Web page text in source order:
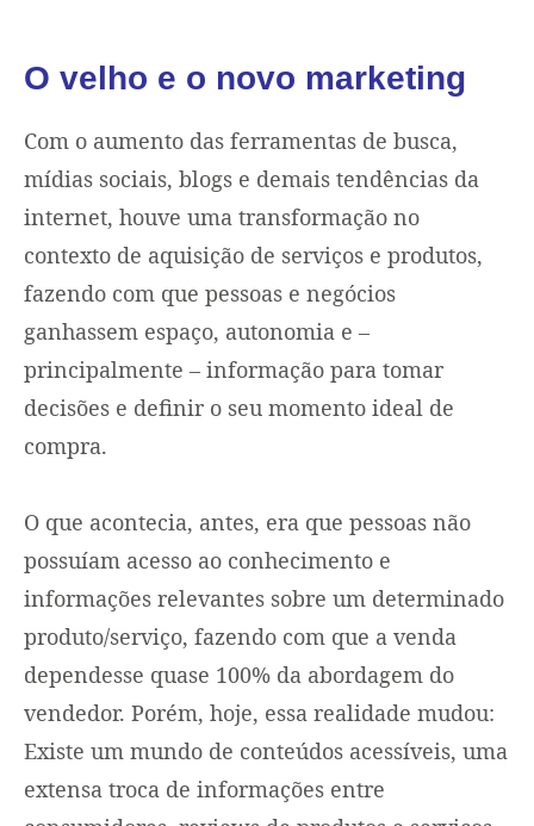
O velho e o novo marketing
Com o aumento das ferramentas de busca,
mídias sociais, blogs e demais tendências da
internet, houve uma transformação no
contexto de aquisição de serviços e produtos,
fazendo com que pessoas e negócios
ganhassem espaço, autonomia e –
principalmente – informação para tomar
decisões e definir o seu momento ideal de
compra.
O que acontecia, antes, era que pessoas não
possuíam acesso ao conhecimento e
informações relevantes sobre um determinado
produto/serviço, fazendo com que a venda
dependesse quase 100% da abordagem do
vendedor. Porém, hoje, essa realidade mudou:
Existe um mundo de conteúdos acessíveis, uma
extensa troca de informações entre